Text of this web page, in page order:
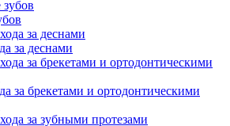
за деснами
за брекетами и ортодонтическими